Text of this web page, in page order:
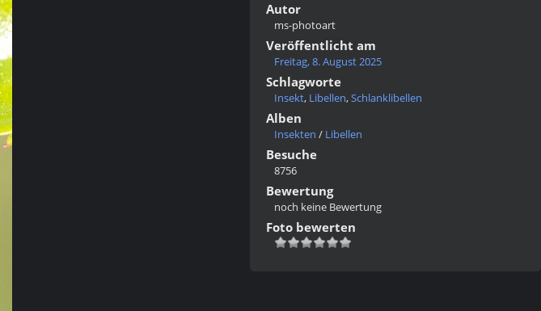
Autor
ms-photoart
Veröffentlicht am
Freitag, 8. August 2025
Schlagworte
Insekt, Libellen,Schlanklibellen
Alben
Insekten / Libellen
Besuche
8756
Bewertung
noch keine Bewertung
Foto bewerten